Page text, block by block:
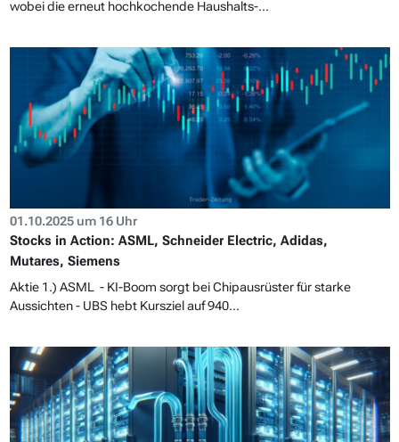
wobei die erneut hochkochende Haushalts-...
01.10.2025 um 16 Uhr
Stocks in Action: ASML, Schneider Electric, Adidas,
Mutares, Siemens
Aktie 1.) ASML - KI-Boom sorgt bei Chipausrüster für starke
Aussichten - UBS hebt Kursziel auf 940...